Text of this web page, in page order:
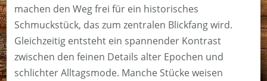
machen den Weg frei für ein historisches
Schmuckstück, das zum zentralen Blickfang wird.
Gleichzeitig entsteht ein spannender Kontrast
zwischen den feinen Details alter Epochen und
schlichter Alltagsmode. Manche Stücke weisen